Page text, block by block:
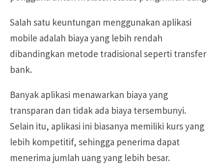
Salah satu keuntungan menggunakan aplikasi
mobile adalah biaya yang lebih rendah
dibandingkan metode tradisional seperti transfer
bank.
Banyak aplikasi menawarkan biaya yang
transparan dan tidak ada biaya tersembunyi.
Selain itu, aplikasi ini biasanya memiliki kurs yang
lebih kompetitif, sehingga penerima dapat
menerima jumlah uang yang lebih besar.